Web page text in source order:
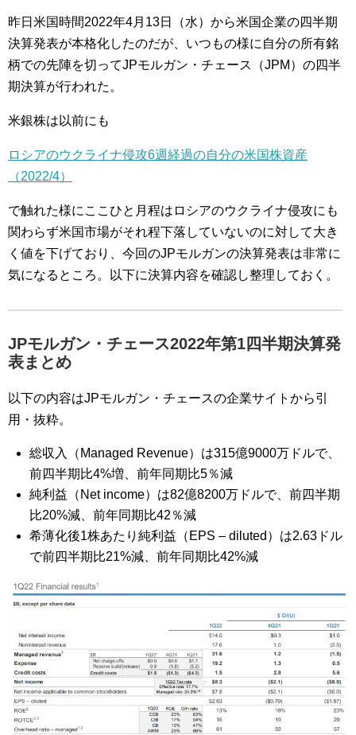
昨日米国時間2022年4月13日（水）から米国企業の四半期
決算発表が本格化したのだが、いつもの様に自分の所有銘
柄での先陣を切ってJPモルガン・チェース（JPM）の四半
期決算が行われた。
米銀株は以前にも
ロシアのウクライナ侵攻6週経過の自分の米国株資産
（2022/4）
で触れた様にここひと月程はロシアのウクライナ侵攻にも
関わらず米国市場がそれ程下落していないのに対して大き
く値を下げており、今回のJPモルガンの決算発表は非常に
気になるところ。以下に決算内容を確認し整理しておく。
JPモルガン・チェース2022年第1四半期決算発
表まとめ
以下の内容はJPモルガン・チェースの企業サイトから引
用・抜粋。
総収入（Managed Revenue）は315億9000万ドルで、
前四半期比4%増、前年同期比5％減
純利益（Net income）は82億8200万ドルで、前四半期
比20%減、前年同期比42％減
希薄化後1株あたり純利益（EPS – diluted）は2.63ドル
で前四半期比21%減、前年同期比42%減